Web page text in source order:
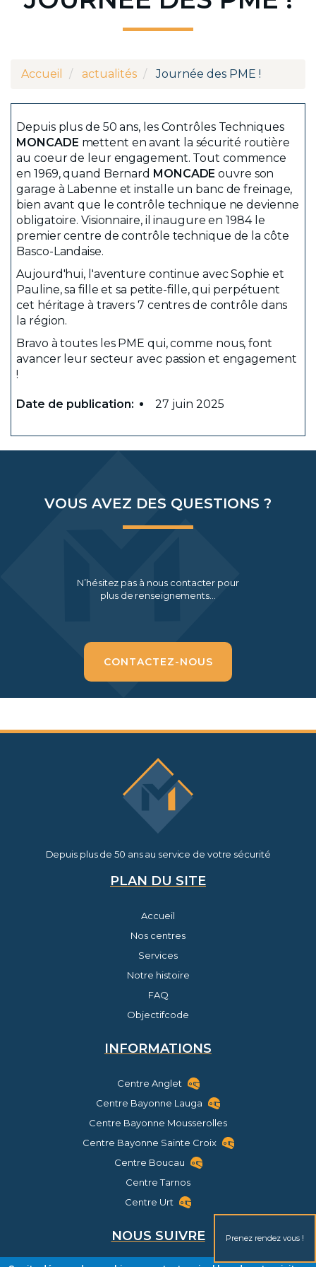
Prenez rendez vous !
Accueil actualités Journée des PME !
Depuis plus de 50 ans, les Contrôles Techniques
MONCADE mettent en avant la sécurité routière
au coeur de leur engagement. Tout commence
en 1969, quand Bernard MONCADE ouvre son
garage à Labenne et installe un banc de freinage,
bien avant que le contrôle technique ne devienne
obligatoire. Visionnaire, il inaugure en 1984 le
premier centre de contrôle technique de la côte
Basco-Landaise.
Aujourd'hui, l'aventure continue avec Sophie et
Pauline, sa fille et sa petite-fille, qui perpétuent
cet héritage à travers 7 centres de contrôle dans
la région.
Bravo à toutes les PME qui, comme nous, font
avancer leur secteur avec passion et engagement
!
Date de publication 27 juin 2025
VOUS AVEZ DES QUESTIONS ?
N’hésitez pas à nous contacter pour
plus de renseignements…
CONTACTEZ-NOUS
Depuis plus de 50 ans au service de votre sécurité
PLAN DU SITE
Accueil
Nos centres
Services
Notre histoire
FAQ
Objectifcode
INFORMATIONS
Centre Anglet
Centre Bayonne Lauga
Centre Bayonne Mousserolles
Centre Bayonne Sainte Croix
Centre Boucau
Centre Tarnos
Centre Urt
NOUS SUIVRE